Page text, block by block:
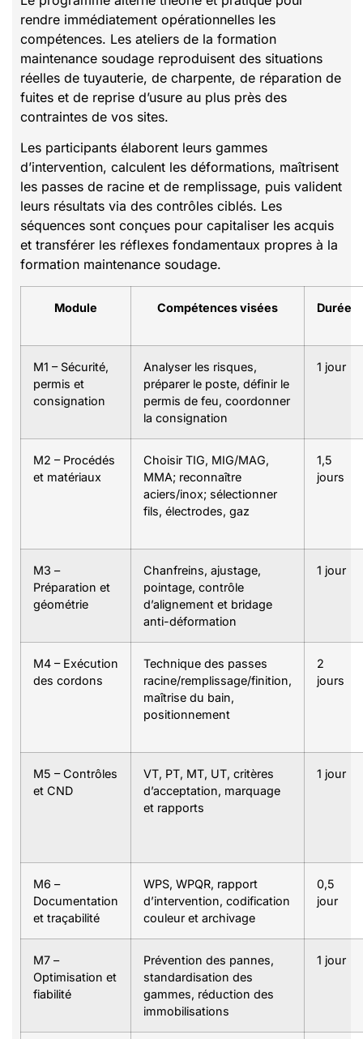
rendre immédiatement opérationnelles les
compétences. Les ateliers de la formation
maintenance soudage reproduisent des situations
réelles de tuyauterie, de charpente, de réparation de
fuites et de reprise d’usure au plus près des
contraintes de vos sites.
Les participants élaborent leurs gammes
d’intervention, calculent les déformations, maîtrisent
les passes de racine et de remplissage, puis valident
leurs résultats via des contrôles ciblés. Les
séquences sont conçues pour capitaliser les acquis
et transférer les réflexes fondamentaux propres à la
formation maintenance soudage.
Module Compétences visées Durée
M1 – Sécurité,
permis et
consignation
Analyser les risques,
préparer le poste, définir le
permis de feu, coordonner
la consignation
1 jour
M2 – Procédés
et matériaux
Choisir TIG, MIG/MAG,
MMA; reconnaître
aciers/inox; sélectionner
fils, électrodes, gaz
1,5
jours
M3 –
Préparation et
géométrie
Chanfreins, ajustage,
pointage, contrôle
d’alignement et bridage
anti-déformation
1 jour
M4 – Exécution
des cordons
Technique des passes
racine/remplissage/finition,
maîtrise du bain,
positionnement
2
jours
M5 – Contrôles
et CND
VT, PT, MT, UT, critères
d’acceptation, marquage
et rapports
1 jour
M6 –
Documentation
et traçabilité
WPS, WPQR, rapport
d’intervention, codification
couleur et archivage
0,5
jour
M7 –
Optimisation et
fiabilité
Prévention des pannes,
standardisation des
gammes, réduction des
immobilisations
1 jour